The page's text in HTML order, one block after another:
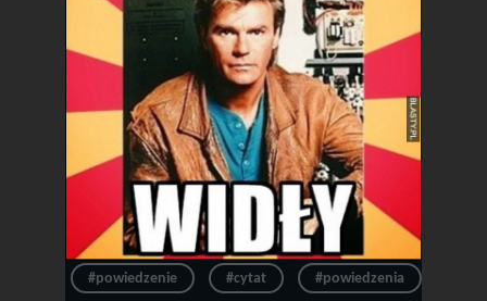
#powiedzenie #cytat #powiedzenia